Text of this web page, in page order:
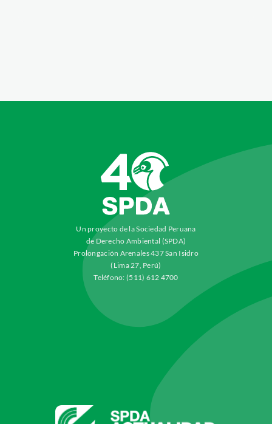
Un proyecto de la Sociedad Peruana
de Derecho Ambiental (SPDA)
Prolongación Arenales 437 San Isidro
(Lima 27, Perú)
Teléfono: (511) 612 4700